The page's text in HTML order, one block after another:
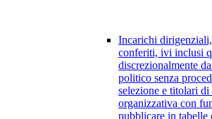
Incarichi
conferiti, ivi inclusi
discrezionalmente
politico senza
selezione e titolari di
organizzativa con
pubblicare in tabelle